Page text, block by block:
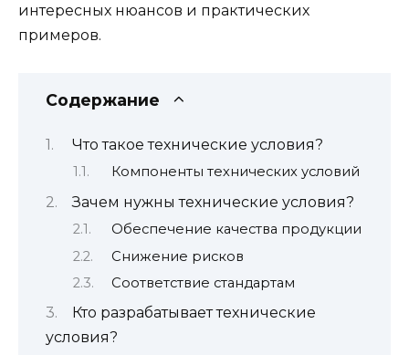
интересных нюансов и практических
примеров.
Содержание
Что такое технические условия?
Компоненты технических условий
Зачем нужны технические условия?
Обеспечение качества продукции
Снижение рисков
Соответствие стандартам
Кто разрабатывает технические
условия?